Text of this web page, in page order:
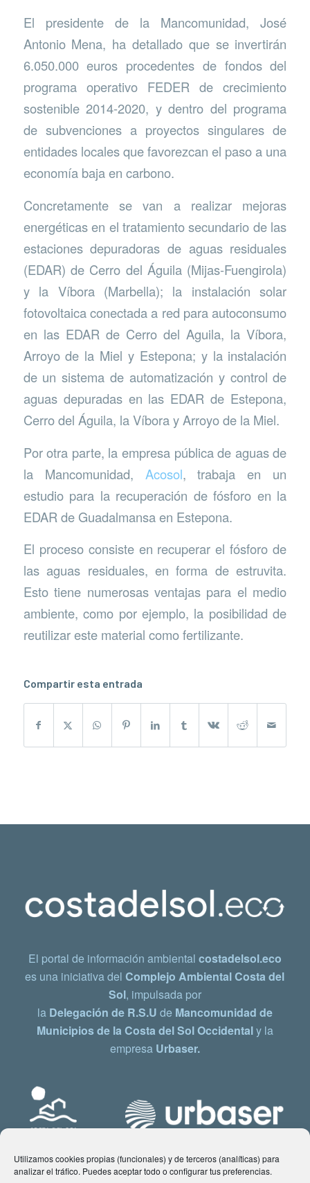
Utilizamos cookies propias (funcionales) y de terceros (analíticas) para
analizar el tráfico. Puedes aceptar todo o configurar tus preferencias.
El presidente de la Mancomunidad, José
Antonio Mena, ha detallado que se invertirán
6.050.000 euros procedentes de fondos del
programa operativo FEDER de crecimiento
sostenible 2014-2020, y dentro del programa
de subvenciones a proyectos singulares de
entidades locales que favorezcan el paso a una
economía baja en carbono.
Concretamente se van a realizar mejoras
energéticas en el tratamiento secundario de las
estaciones depuradoras de aguas residuales
(EDAR) de Cerro del Águila (Mijas-Fuengirola)
y la Víbora (Marbella); la instalación solar
fotovoltaica conectada a red para autoconsumo
en las EDAR de Cerro del Aguila, la Víbora,
Arroyo de la Miel y Estepona; y la instalación
de un sistema de automatización y control de
aguas depuradas en las EDAR de Estepona,
Cerro del Águila, la Víbora y Arroyo de la Miel.
Por otra parte, la empresa pública de aguas de
la Mancomunidad, Acosol, trabaja en un
estudio para la recuperación de fósforo en la
EDAR de Guadalmansa en Estepona.
El proceso consiste en recuperar el fósforo de
las aguas residuales, en forma de estruvita.
Esto tiene numerosas ventajas para el medio
ambiente, como por ejemplo, la posibilidad de
reutilizar este material como fertilizante.
Compartir esta entrada
El portal de información ambiental costadelsol.eco
es una iniciativa delComplejo Ambiental Costa del
Sol, impulsada por
la Delegación de R.S.U de Mancomunidad de
Municipios de la Costa del Sol Occidentaly la
empresa Urbaser.